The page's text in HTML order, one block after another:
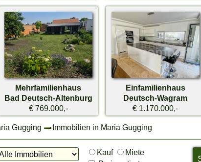
Mehrfamilienhaus
Bad Deutsch-Altenburg
€ 769.000,-
Einfamilienhaus
Deutsch-Wagram
€ 1.170.000,-
Gugging Immobilien in Maria Gugging
Kauf
Miete